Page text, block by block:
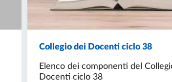
Collegio dei Docenti ciclo 38
Elenco dei componenti del
Docenti ciclo 38